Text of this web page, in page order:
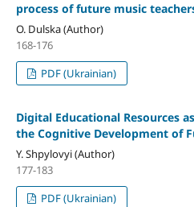
process of future music
O. Dulska (Author)
168-176
PDF (Ukrainian)
Digital Educational Resources
the Cognitive Development of
Y. Shpylovyi (Author)
177-183
PDF (Ukrainian)